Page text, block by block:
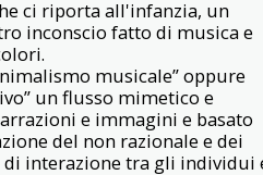
ci riporta all'infanzia, un
inconscio fatto di musica e
musicale” oppure
un flusso mimetico e
e immagini e basato
del non razionale e dei
di interazione tra gli individui